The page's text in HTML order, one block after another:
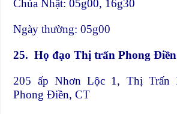
Chúa Nhật: 05g00, 16g30
Ngày thường: 05g00
25. Họ đạo Thị trấn Phong
205 ấp Nhơn Lộc 1, Thị Trấn
Phong Điền, CT